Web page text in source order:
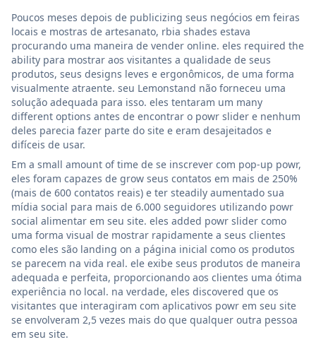
Poucos meses depois de publicizing seus negócios em feiras
locais e mostras de artesanato, rbia shades estava
procurando uma maneira de vender online. eles required the
ability para mostrar aos visitantes a qualidade de seus
produtos, seus designs leves e ergonômicos, de uma forma
visualmente atraente. seu Lemonstand não forneceu uma
solução adequada para isso. eles tentaram um many
different options antes de encontrar o powr slider e nenhum
deles parecia fazer parte do site e eram desajeitados e
difíceis de usar.
Em a small amount of time de se inscrever com pop-up powr,
eles foram capazes de grow seus contatos em mais de 250%
(mais de 600 contatos reais) e ter steadily aumentado sua
mídia social para mais de 6.000 seguidores utilizando powr
social alimentar em seu site. eles added powr slider como
uma forma visual de mostrar rapidamente a seus clientes
como eles são landing on a página inicial como os produtos
se parecem na vida real. ele exibe seus produtos de maneira
adequada e perfeita, proporcionando aos clientes uma ótima
experiência no local. na verdade, eles discovered que os
visitantes que interagiram com aplicativos powr em seu site
se envolveram 2,5 vezes mais do que qualquer outra pessoa
em seu site.